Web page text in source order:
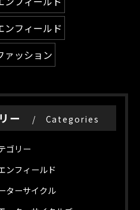
ンフィールド
ァッション
ー Categories
ゴリー
ンフィールド
ターサイクル